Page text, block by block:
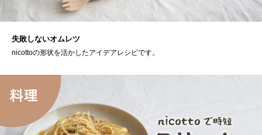
失敗しないオムレツ
nicottoの形状を活かしたアイデアレシピです。